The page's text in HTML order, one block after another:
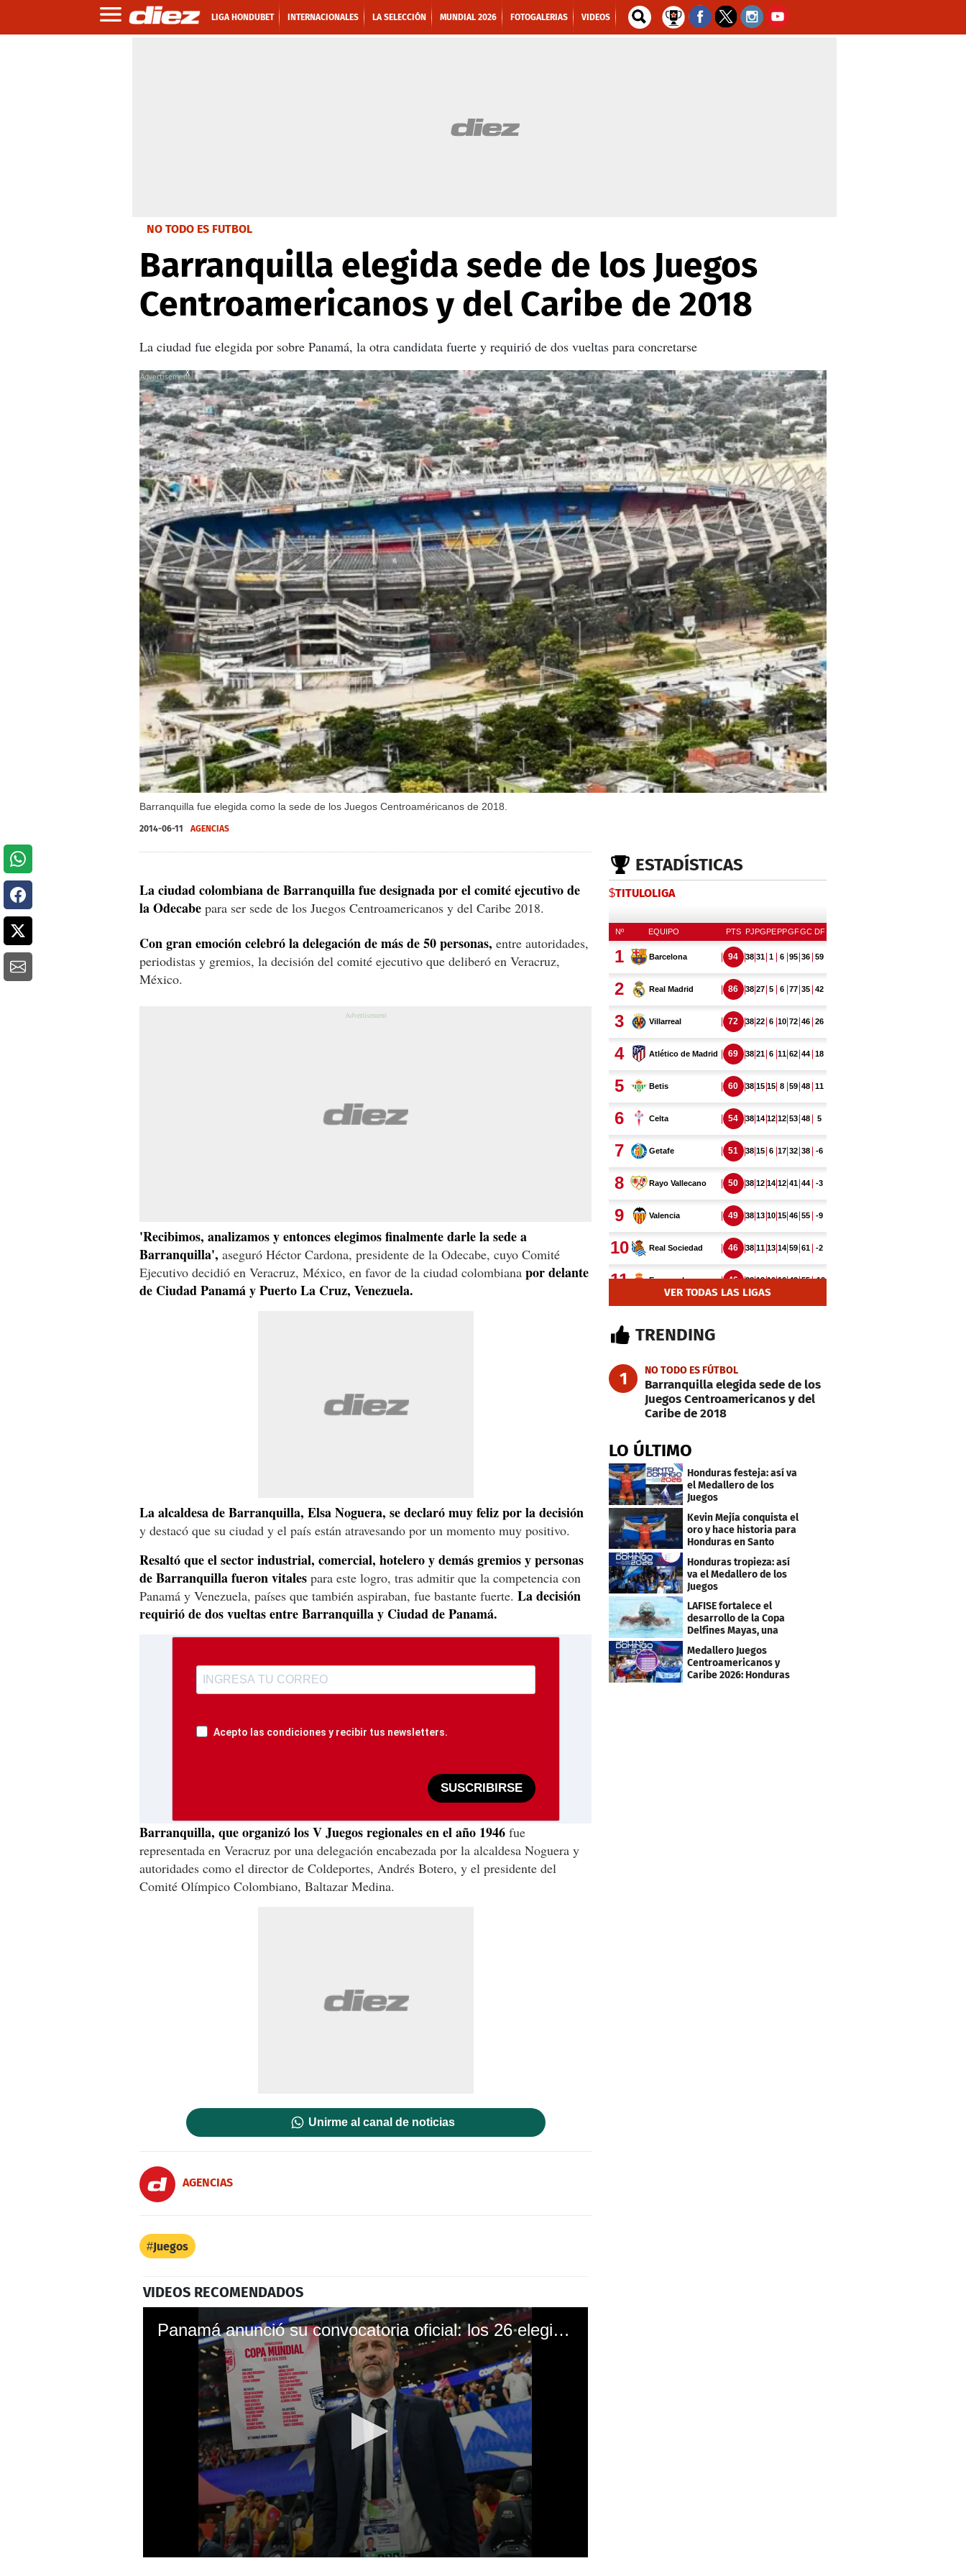
LIGA HONDUBET INTERNACIONALES LA SELECCIÓN MUNDIAL 2026 FOTOGALERIAS VIDEOS
NO TODO ES FUTBOL
Barranquilla elegida sede de los Juegos
Centroamericanos y del Caribe de 2018
La ciudad fue elegida por sobre Panamá, la otra candidata fuerte y requirió de dos vueltas para concretarse
Barranquilla fue elegida como la sede de los Juegos Centroaméricanos de 2018.
X
2014-06-11 AGENCIAS
La ciudad colombiana de Barranquilla fue designada por el comité ejecutivo de
la Odecabe para ser sede de los Juegos Centroamericanos y del Caribe 2018.
Con gran emoción celebró la delegación de más de 50 personas, entre autoridades,
periodistas y gremios, la decisión del comité ejecutivo que deliberó en Veracruz,
México.
'Recibimos, analizamos y entonces elegimos finalmente darle la sede a
Barranquilla', aseguró Héctor Cardona, presidente de la Odecabe, cuyo Comité
Ejecutivo decidió en Veracruz, México, en favor de la ciudad colombiana por delante
de Ciudad Panamá y Puerto La Cruz, Venezuela.
La alcaldesa de Barranquilla, Elsa Noguera, se declaró muy feliz por la decisión
y destacó que su ciudad y el país están atravesando por un momento muy positivo.
Resaltó que el sector industrial, comercial, hotelero y demás gremios y personas
de Barranquilla fueron vitales para este logro, tras admitir que la competencia con
Panamá y Venezuela, países que también aspiraban, fue bastante fuerte. La decisión
requirió de dos vueltas entre Barranquilla y Ciudad de Panamá.
Acepto las condiciones y recibir tus newsletters.
SUSCRIBIRSE
Barranquilla, que organizó los V Juegos regionales en el año 1946 fue
representada en Veracruz por una delegación encabezada por la alcaldesa Noguera y
autoridades como el director de Coldeportes, Andrés Botero, y el presidente del
Comité Olímpico Colombiano, Baltazar Medina.
Unirme al canal de noticias
AGENCIAS
Juegos
VIDEOS RECOMENDADOS
Panamá anunció su convocatoria oficial: los 26 elegidos para el Mundial
ESTADÍSTICAS
$TITULOLIGA
VER TODAS LAS LIGAS
TRENDING
1 NO TODO ES FÚTBOL
Barranquilla elegida sede de los
Juegos Centroamericanos y del
Caribe de 2018
LO ÚLTIMO
Honduras festeja: así va
el Medallero de los
Juegos
Centroamericanos y
Caribe 2026
Kevin Mejía conquista el
oro y hace historia para
Honduras en Santo
Honduras tropieza: así
va el Medallero de los
Juegos
Centroamericanos y
Caribe 2026
LAFISE fortalece el
desarrollo de la Copa
Delfines Mayas, una
fiesta para la natación
Medallero Juegos
Centroamericanos y
Caribe 2026: Honduras